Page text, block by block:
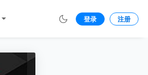
登录 注册